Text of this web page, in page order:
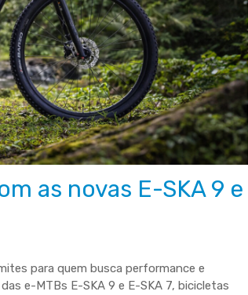
as novas E-SKA 9 e
para quem busca performance e
e-MTBs E-SKA 9 e E-SKA 7, bicicletas